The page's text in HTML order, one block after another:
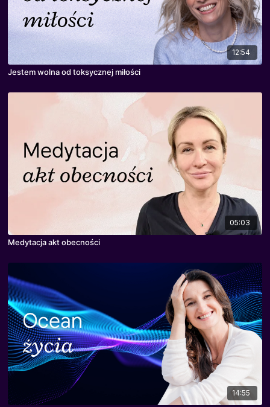
12:54
Jestem wolna od toksycznej miłości
05:03
Medytacja akt obecności
14:55